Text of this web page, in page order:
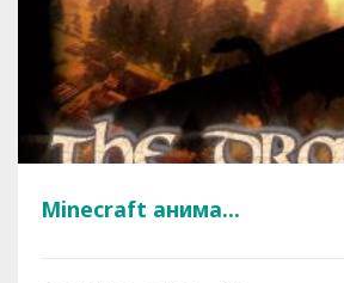
Minecraft анима...